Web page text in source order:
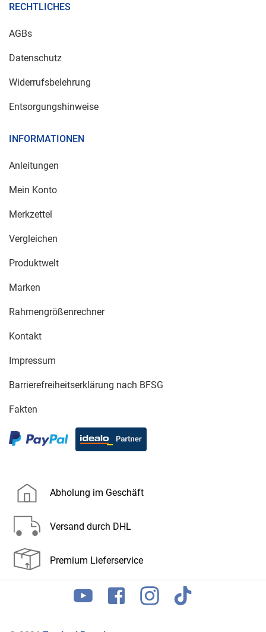
RECHTLICHES
AGBs
Datenschutz
Widerrufsbelehrung
Entsorgungshinweise
INFORMATIONEN
Anleitungen
Mein Konto
Merkzettel
Vergleichen
Produktwelt
Marken
Rahmengrößenrechner
Kontakt
Impressum
Barrierefreiheitserklärung nach BFSG
Fakten
Abholung im Geschäft
Versand durch DHL
Premium Lieferservice